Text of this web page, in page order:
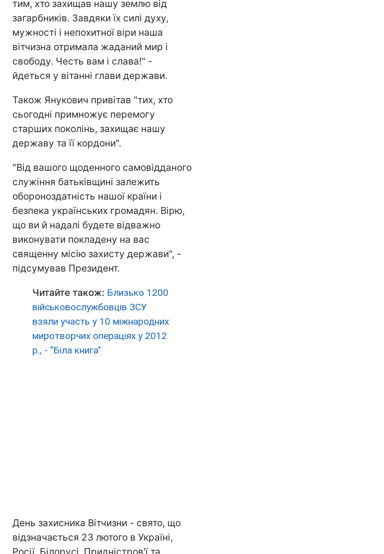
тим, хто захищав нашу землю від
загарбників. Завдяки їх силі духу,
мужності і непохитної віри наша
вітчизна отримала жаданий мир і
свободу. Честь вам і слава!" -
йдеться у вітанні глави держави.
Також Янукович привітав "тих, хто
сьогодні примножує перемогу
старших поколінь, захищає нашу
державу та її кордони".
"Від вашого щоденного самовідданого
служіння батьківщині залежить
обороноздатність нашої країни і
безпека українських громадян. Вірю,
що ви й надалі будете відважно
виконувати покладену на вас
священну місію захисту держави", -
підсумував Президент.
Читайте також: Близько 1200
військовослужбовців ЗСУ
взяли участь у 10 міжнародних
миротворчих операціях у 2012
р., - "Біла книга"
День захисника Вітчизни - свято, що
відзначається 23 лютого в Україні,